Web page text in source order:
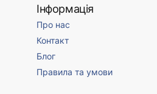
Інформація
Про нас
Контакт
Блог
Правила та умови